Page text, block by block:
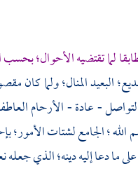
لما تقتضيه الأحوال؛
البعيد المنال؛ ولما كان
- عادة - الأرحام
؛ الجامع لشتات الأمور؛
دعا إليه دينه؛ الذي جعله